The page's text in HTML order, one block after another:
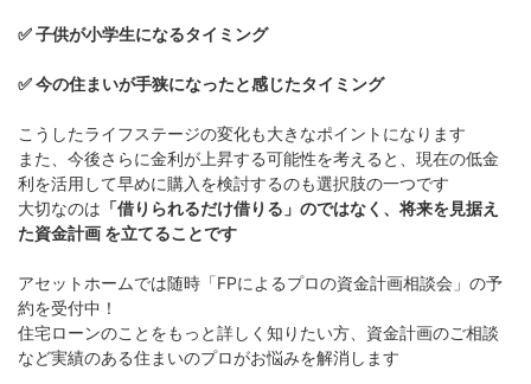
✅ 子供が小学生になるタイミング
✅ 今の住まいが手狭になったと感じたタイミング
こうしたライフステージの変化も大きなポイントになります
また、今後さらに金利が上昇する可能性を考えると、現在の低金
利を活用して早めに購入を検討するのも選択肢の一つです
大切なのは 「借りられるだけ借りる」のではなく、将来を見据え
た資金計画 を立てることです
アセットホームでは随時「FPによるプロの資金計画相談会」の予
約を受付中！
住宅ローンのことをもっと詳しく知りたい方、資金計画のご相談
など実績のある住まいのプロがお悩みを解消します